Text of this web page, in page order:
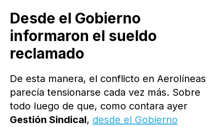
Desde el Gobierno
informaron el sueldo
reclamado
De esta manera, el conflicto en Aerolíneas
parecía tensionarse cada vez más. Sobre
todo luego de que, como contara ayer
Gestión Sindical, desde el Gobierno